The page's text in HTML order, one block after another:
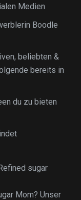
Medien
Boodle
beliebten &
bereits in
du zu bieten
sugar
Mom? Unser